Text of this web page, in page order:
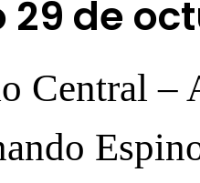
29 de
Central